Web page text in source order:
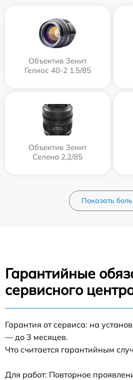
Объектив Зенит
Гелиос 40-2 1,5/85
Объектив Зенит
Селена 2,2/85
Показать
Гарантийные
сервисного
Гарантия от сервиса: на
— до 3 месяцев.
Что считается гарантийным
Для работ: Повторное